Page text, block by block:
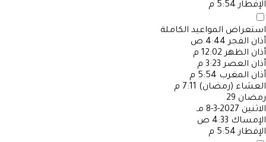
الإفطار 5:54 م
استعراض المواعيد الكاملة
أذان الفجر 4:44 ص
أذان الظهر 12:02 م
أذان العصر 3:23 م
أذان المغرب 5:54 م
العشاء (رمضان) 7:11 م
رمضان 29
الاثنين 2027-3-8 مـ
الإمساك 4:33 ص
الإفطار 5:54 م